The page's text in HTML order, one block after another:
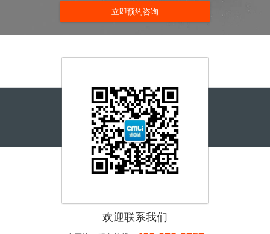
立即预约咨询
欢迎联系我们